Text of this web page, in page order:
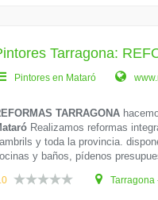
Tarragona:
Pintores en Mataró
TARRAGONA
Realizamos reformas
y toda la provincia.
y baños, pídenos
Tarragona